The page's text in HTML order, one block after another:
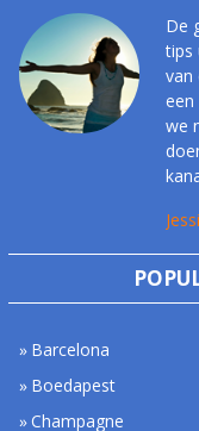
De
tips
van
een
we
Barcelona
Boedapest
Champagne